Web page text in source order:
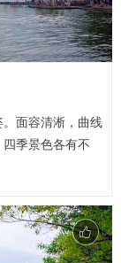
面容清淅，曲线
季景色各有不